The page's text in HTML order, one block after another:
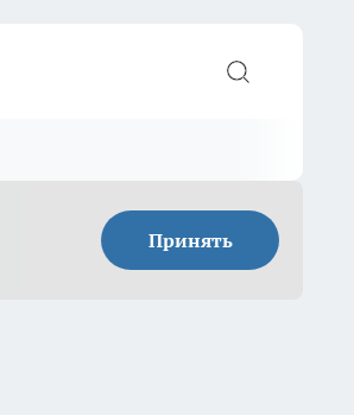
Принять